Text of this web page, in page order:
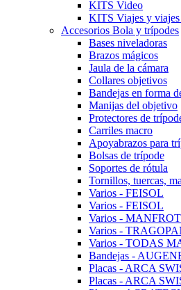
KITS Video
KITS Viajes y
Accesorios Bola y trípodes
Bases niveladoras
Brazos mágicos
Jaula de la cámara
Collares objetivos
Bandejas en forma
Manijas del objetivo
Protectores de
Carriles macro
Apoyabrazos para
Bolsas de trípode
Soportes de rótula
Tornillos, tuercas,
Varios - FEISOL
Varios - FEISOL
Varios -
Varios -
Varios - TODAS
Bandejas -
Placas - ARCA
Placas - ARCA